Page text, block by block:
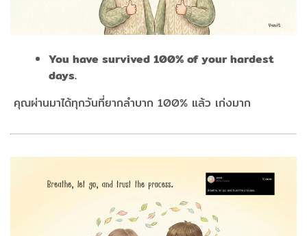
You have survived 100% of your hardest
days.
คุณผ่านมาได้ทุกวันที่ยากลำบาก 100% แล้ว เก่งมาก